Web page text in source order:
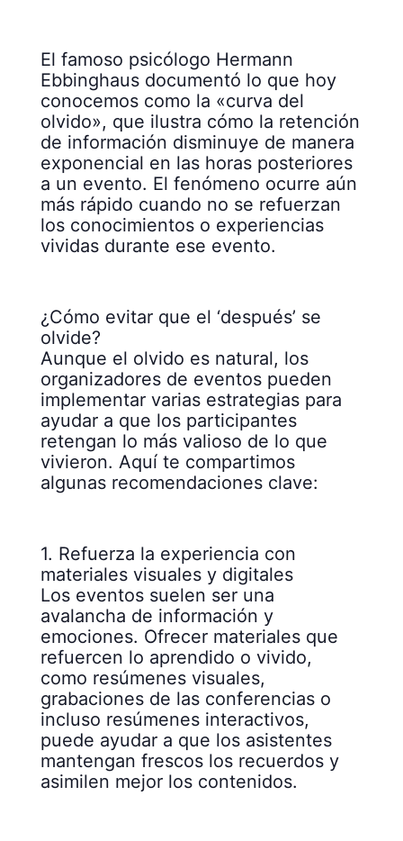
El famoso psicólogo Hermann
Ebbinghaus documentó lo que hoy
conocemos como la «curva del
olvido», que ilustra cómo la retención
de información disminuye de manera
exponencial en las horas posteriores
a un evento. El fenómeno ocurre aún
más rápido cuando no se refuerzan
los conocimientos o experiencias
vividas durante ese evento.
¿Cómo evitar que el ‘después’ se
olvide?
Aunque el olvido es natural, los
organizadores de eventos pueden
implementar varias estrategias para
ayudar a que los participantes
retengan lo más valioso de lo que
vivieron. Aquí te compartimos
algunas recomendaciones clave:
1. Refuerza la experiencia con
materiales visuales y digitales
Los eventos suelen ser una
avalancha de información y
emociones. Ofrecer materiales que
refuercen lo aprendido o vivido,
como resúmenes visuales,
grabaciones de las conferencias o
incluso resúmenes interactivos,
puede ayudar a que los asistentes
mantengan frescos los recuerdos y
asimilen mejor los contenidos.